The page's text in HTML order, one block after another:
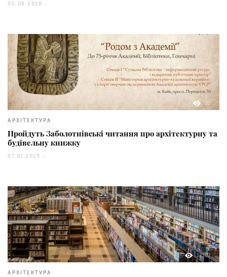
05.08.2019 -
33
АРХІТЕКТУРА
Пройдуть Заболотнівські читання про архітектурну та
будівельну книжку
07.07.2019 -
12102
АРХІТЕКТУРА